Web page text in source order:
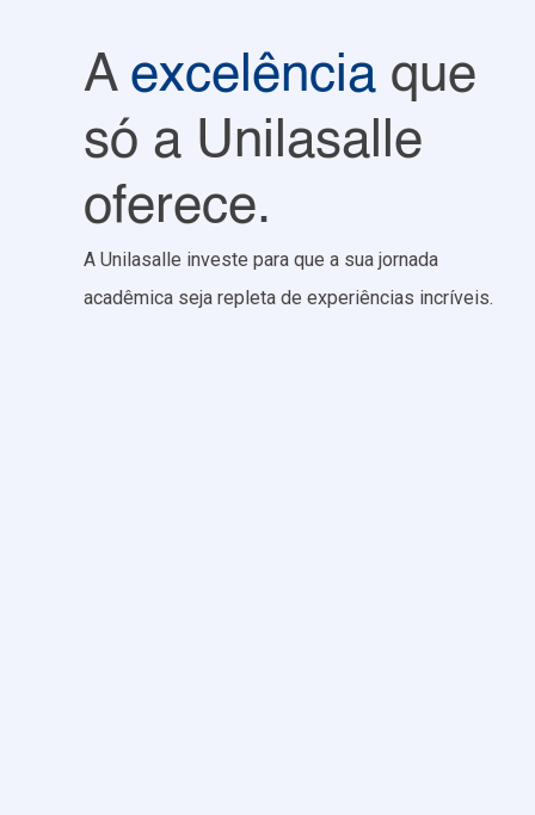
A excelênciaque
só a Unilasalle
oferece.
A Unilasalle investe para que a sua jornada
acadêmica seja repleta de experiências incríveis.